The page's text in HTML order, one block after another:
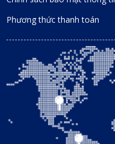
Phương thức thanh toán